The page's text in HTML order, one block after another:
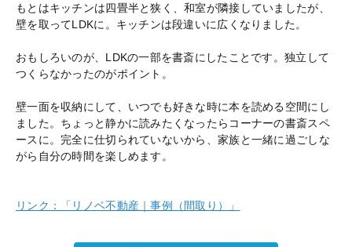
もとはキッチンは四畳半と狭く、和室が隣接していましたが、
壁を取ってLDKに。キッチンは段違いに広くなりました。
おもしろいのが、LDKの一部を書斎にしたことです。独立して
つくらなかったのがポイント。
壁一面を収納にして、いつでも好きな時に本を読める空間にし
ました。ちょっと静かに読みたくなったらコーナーの書斎スペ
ースに。完全に仕切られていないから、家族と一緒に過ごしな
がら自分の時間を楽しめます。
リンク：「リノベ不動産｜事例（間取り）」